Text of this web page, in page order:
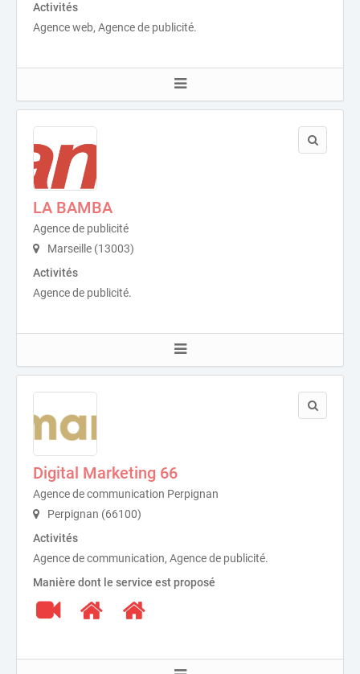
Activités
Agence web, Agence de publicité.
LA BAMBA
Agence de publicité
Marseille (13003)
Activités
Agence de publicité.
Digital Marketing 66
Agence de communication Perpignan
Perpignan (66100)
Activités
Agence de communication, Agence de publicité.
Manière dont le service est proposé